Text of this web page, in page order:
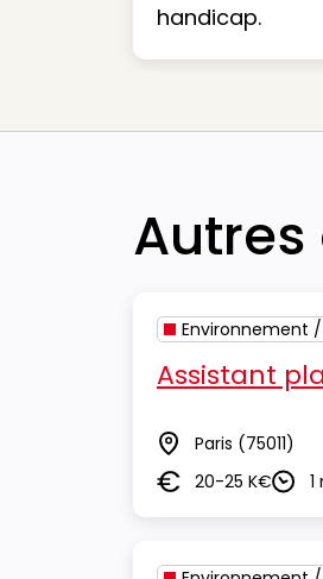
handicap.
Environnement
Assistant
Lieu Paris (75011)
Salaire20-25 K€ 1